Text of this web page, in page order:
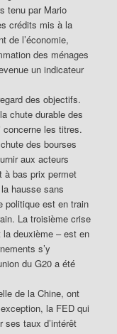
tenu par Mario
crédits mis à la
de l’économie,
des ménages
un indicateur
des objectifs.
chute durable des
les titres.
des bourses
aux acteurs
à bas prix permet
hausse sans
politique est en train
La troisième crise
deuxième – est en
s’y
du G20 a été
de la Chine, ont
la FED qui
ses taux d’intérêt